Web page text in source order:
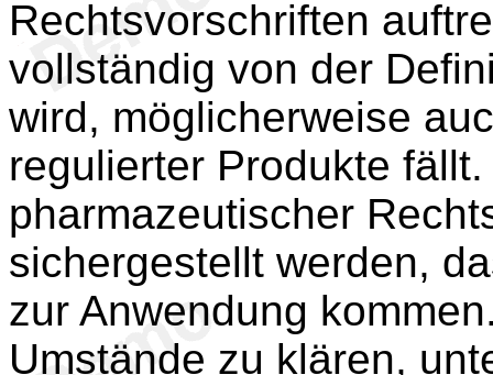
Rechtsvorschriften
vollständig von der
wird, möglicherweise
regulierter Produkte
pharmazeutischer
sichergestellt werden,
zur Anwendung
Umstände zu klären,